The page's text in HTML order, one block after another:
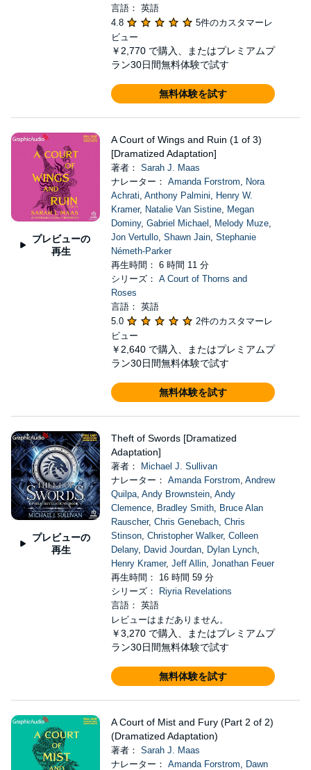
言語： 英語
4.8
5件のカスタマーレ
ビュー
￥2,770 で購入、またはプレミアムプ
ラン30日間無料体験で試す
無料体験を試す
プレビューの
再生
A Court of Wings and Ruin (1 of 3)
[Dramatized Adaptation]
著者： Sarah J. Maas
ナレーター： Amanda Forstrom, Nora
Achrati, Anthony Palmini, Henry W.
Kramer, Natalie Van Sistine, Megan
Dominy, Gabriel Michael , Melody Muze,
Jon Vertullo, Shawn Jain, Stephanie
Németh-Parker
再生時間： 6 時間 11 分
シリーズ： A Court of Thorns and
Roses
言語： 英語
5.0
2件のカスタマーレ
ビュー
￥2,640 で購入、またはプレミアムプ
ラン30日間無料体験で試す
無料体験を試す
プレビューの
再生
Theft of Swords [Dramatized
Adaptation]
著者：
Michael J. Sullivan
ナレーター： Amanda Forstrom, Andrew
Quilpa, Andy Brownstein, Andy
Clemence, Bradley Smith, Bruce Alan
Rauscher, Chris Genebach, Chris
Stinson, Christopher Walker, Colleen
Delany, David Jourdan, Dylan Lynch,
Henry Kramer, Jeff Allin, Jonathan Feuer
再生時間： 16 時間 59 分
シリーズ：
Riyria Revelations
言語： 英語
レビューはまだありません。
￥3,270 で購入、またはプレミアムプ
ラン30日間無料体験で試す
無料体験を試す
A Court of Mist and Fury (Part 2 of 2)
(Dramatized Adaptation)
著者： Sarah J. Maas
ナレーター： Amanda Forstrom, Dawn